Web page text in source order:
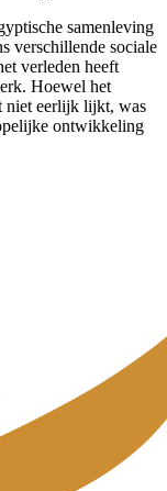
samenleving
verschillende sociale
verleden heeft
Hoewel het
niet eerlijk lijkt, was
ontwikkeling